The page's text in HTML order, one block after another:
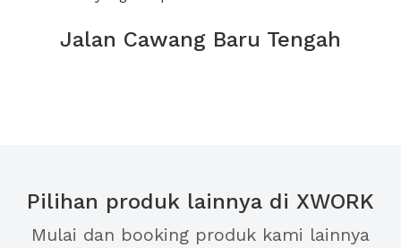
Jalan Cawang Baru Tengah
Pilihan produk lainnya di XWORK
Mulai dan booking produk kami lainnya